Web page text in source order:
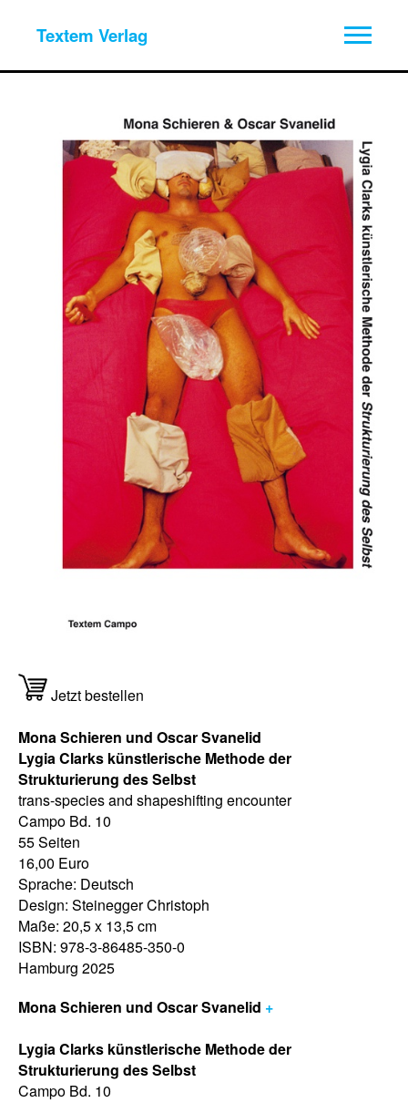
Textem Verlag
Mona Schieren und Oscar Svanelid +
Lygia Clarks künstlerische Methode der
Strukturierung des Selbst
Campo Bd. 10
Jetzt bestellen
Mona Schieren und Oscar Svanelid
Lygia Clarks künstlerische Methode der
Strukturierung des Selbst
trans-species and shapeshifting encounter
Campo Bd. 10
55 Seiten
16,00 Euro
Sprache: Deutsch
Design: Steinegger Christoph
Maße: 20,5 x 13,5 cm
ISBN: 978-3-86485-350-0
Hamburg 2025